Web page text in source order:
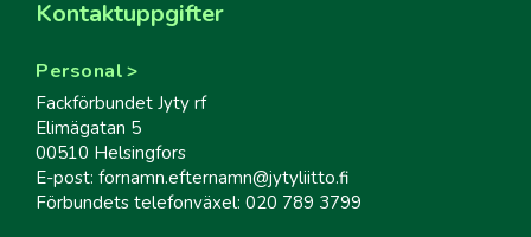
Kontaktuppgifter
Personal
Fackförbundet Jyty rf
Elimägatan 5
00510 Helsingfors
E-post: fornamn.efternamn@jytyliitto.fi
Förbundets telefonväxel: 020 789 3799